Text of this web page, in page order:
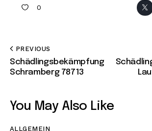
0
PREVIOUS
Schädlingsbekämpfung
Schramberg 78713
You May Also Like
ALLGEMEIN